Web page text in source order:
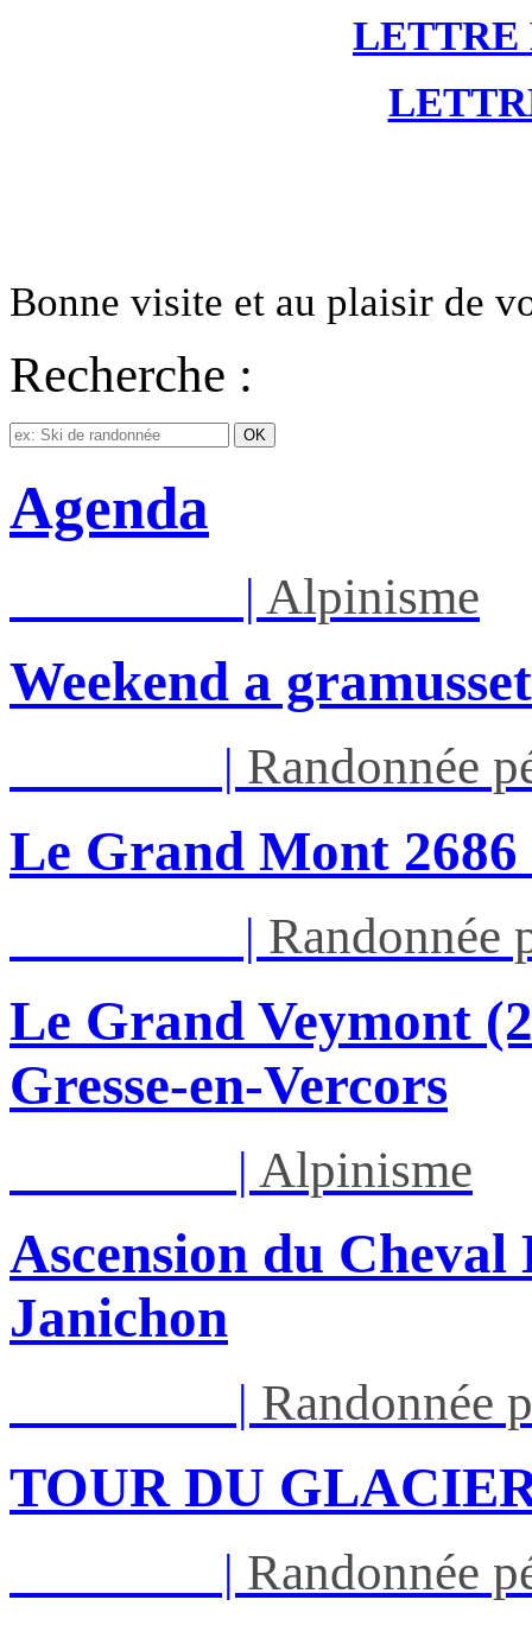
LETTRE
Bonne visite et au plaisir de
Recherche :
Agenda
| Alpinisme
Weekend a gramusset
| Randonnée
Le Grand Mont
| Randonnée
Le Grand Veymont
Gresse-en-Vercors
| Alpinisme
Ascension du
Janichon
| Randonnée
TOUR DU
| Randonnée